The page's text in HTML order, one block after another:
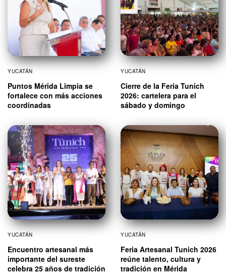
YUCATÁN
Puntos Mérida Limpia se
fortalece con más acciones
coordinadas
YUCATÁN
Cierre de la Feria Tunich
2026: cartelera para el
sábado y domingo
YUCATÁN
Encuentro artesanal más
importante del sureste
celebra 25 años de tradición
YUCATÁN
Feria Artesanal Tunich 2026
reúne talento, cultura y
tradición en Mérida